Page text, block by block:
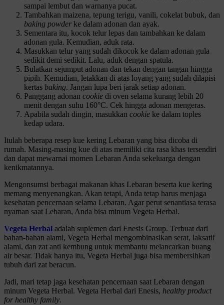
sampai lembut dan warnanya pucat.
Tambahkan maizena, tepung terigu, vanili, cokelat bubuk, dan
baking powder ke dalam adonan dan ayak.
Sementara itu, kocok telur lepas dan tambahkan ke dalam
adonan gula. Kemudian, aduk rata.
Masukkan telur yang sudah dikocok ke dalam adonan gula
sedikit demi sedikit. Lalu, aduk dengan spatula.
Bulatkan sejumput adonan dan tekan dengan tangan hingga
pipih. Kemudian, letakkan di atas loyang yang sudah dilapisi
kertas baking. Jangan lupa beri jarak setiap adonan.
Panggang adonan cookie di oven selama kurang lebih 20
menit dengan suhu 160°C. Cek hingga adonan mengeras.
Apabila sudah dingin, masukkan cookie ke dalam toples
kedap udara.
Itulah beberapa resep kue kering Lebaran yang bisa dicoba di
rumah. Masing-masing kue di atas memiliki cita rasa khas tersendiri
dan dapat mewarnai momen Lebaran Anda sekeluarga dengan
kenikmatannya.
Mengonsumsi berbagai makanan khas Lebaran beserta kue kering
memang menyenangkan. Akan tetapi, Anda tetap harus menjaga
kesehatan pencernaan selama Lebaran. Agar perut senantiasa terasa
nyaman saat Lebaran, Anda bisa minum Vegeta Herbal.
Vegeta Herbal adalah suplemen dari Enesis Group. Terbuat dari
bahan-bahan alami, Vegeta Herbal mengombinasikan serat, laksatif
alami, dan zat anti kembung untuk membantu melancarkan buang
air besar. Tidak hanya itu, Vegeta Herbal juga bisa membersihkan
tubuh dari zat beracun.
Jadi, mari tetap jaga kesehatan pencernaan saat Lebaran dengan
minum Vegeta Herbal. Vegeta Herbal dari Enesis, healthy product
for healthy family.